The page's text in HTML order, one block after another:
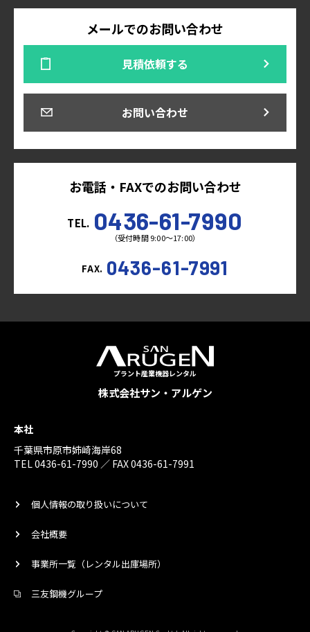
メールでのお問い合わせ
見積依頼する
お問い合わせ
お電話・FAXでのお問い合わせ
TEL. 0436-61-7990
（受付時間 9:00～17:00）
FAX. 0436-61-7991
プラント産業機器レンタル
株式会社サン・アルゲン
本社
千葉県市原市姉崎海岸68
TEL 0436-61-7990 ／ FAX 0436-61-7991
個人情報の取り扱いについて
会社概要
事業所一覧（レンタル出庫場所）
三友鋼機グループ